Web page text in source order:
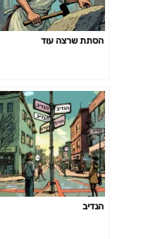
הסתת שרצה עוד
הנדיב